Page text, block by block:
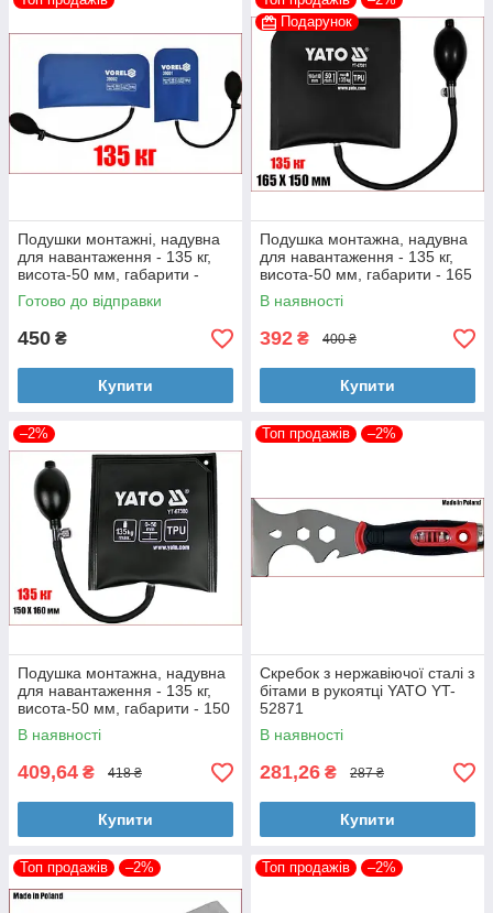
Подушки монтажні, надувна
для навантаження - 135 кг,
висота-50 мм, габарити -
130Х270 мм і 190Х115 мм, 2
шт
Готово до відправки
450 ₴
Купити
Подарунок
Подушка монтажна, надувна
для навантаження - 135 кг,
висота-50 мм, габарити - 165
Х 150 мм Yato YT-67381
В наявності
392 ₴ 400 ₴
Купити
–2%
Подушка монтажна, надувна
для навантаження - 135 кг,
висота-50 мм, габарити - 150
Х 160 мм Yato YT-67380
В наявності
409,64 ₴ 418 ₴
Купити
Топ продажів –2%
Скребок з нержавіючої сталі з
бітами в рукоятці YATO YT-
52871
В наявності
281,26 ₴ 287 ₴
Купити
Топ продажів –2% Топ продажів –2%